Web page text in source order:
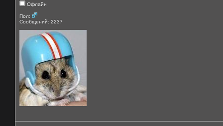
Офлайн
Пол:
Сообщений: 2237